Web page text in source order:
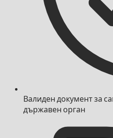
Валиден документ за
държавен орган